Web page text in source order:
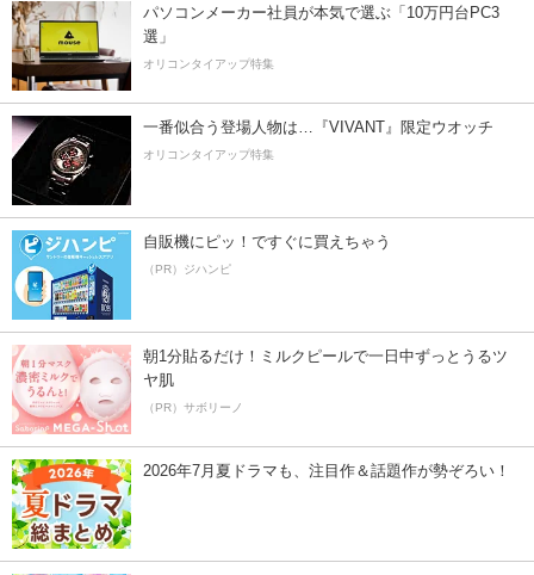
パソコンメーカー社員が本気で選ぶ「10万円台PC3
選」
オリコンタイアップ特集
一番似合う登場人物は…『VIVANT』限定ウオッチ
オリコンタイアップ特集
自販機にピッ！ですぐに買えちゃう
（PR）ジハンピ
朝1分貼るだけ！ミルクピールで一日中ずっとうるツ
ヤ肌
（PR）サボリーノ
2026年7月夏ドラマも、注目作＆話題作が勢ぞろい！